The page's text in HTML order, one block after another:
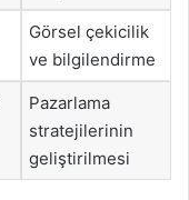
Görsel çekicilik
ve bilgilendirme
Pazarlama
stratejilerinin
geliştirilmesi